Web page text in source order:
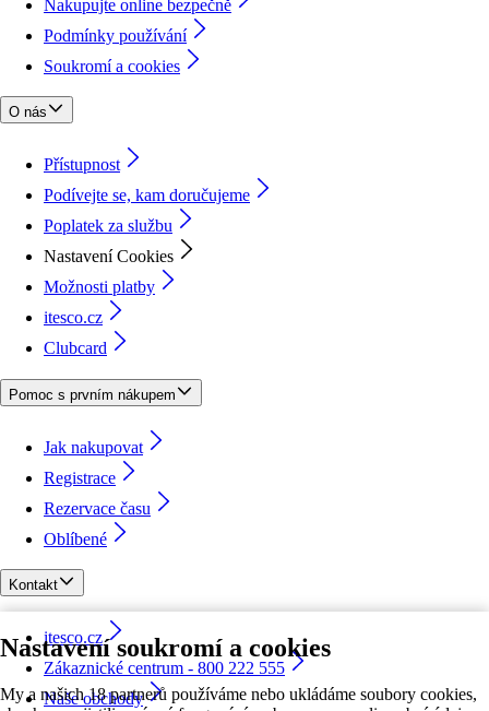
Nastavení soukromí a cookies
My a našich 18 partnerů používáme nebo ukládáme soubory cookies,
Nakupujte online bezpečně
Podmínky používání
Soukromí a cookies
O nás
Přístupnost
Podívejte se, kam doručujeme
Poplatek za službu
Nastavení Cookies
Možnosti platby
itesco.cz
Clubcard
Pomoc s prvním nákupem
Jak nakupovat
Registrace
Rezervace času
Oblíbené
Kontakt
itesco.cz
Zákaznické centrum - 800 222 555
Naše obchody